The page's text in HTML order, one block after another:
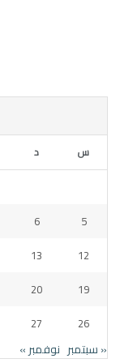
س د
5
6
12
13
19
20
26
27
« سبتمبر نوفمبر »